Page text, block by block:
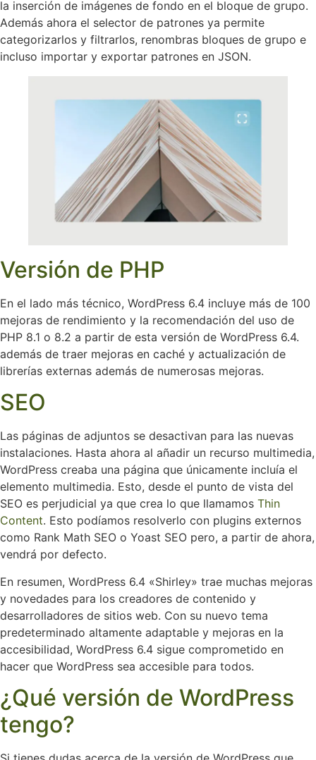
la inserción de imágenes de fondo en el bloque de grupo.
Además ahora el selector de patrones ya permite
categorizarlos y filtrarlos, renombras bloques de grupo e
incluso importar y exportar patrones en JSON.
Versión de PHP
En el lado más técnico, WordPress 6.4 incluye más de 100
mejoras de rendimiento y la recomendación del uso de
PHP 8.1 o 8.2 a partir de esta versión de WordPress 6.4.
además de traer mejoras en caché y actualización de
librerías externas además de numerosas mejoras.
SEO
Las páginas de adjuntos se desactivan para las nuevas
instalaciones. Hasta ahora al añadir un recurso multimedia,
WordPress creaba una página que únicamente incluía el
elemento multimedia. Esto, desde el punto de vista del
SEO es perjudicial ya que crea lo que llamamos Thin
Content. Esto podíamos resolverlo con plugins externos
como Rank Math SEO o Yoast SEO pero, a partir de ahora,
vendrá por defecto.
En resumen, WordPress 6.4 «Shirley» trae muchas mejoras
y novedades para los creadores de contenido y
desarrolladores de sitios web. Con su nuevo tema
predeterminado altamente adaptable y mejoras en la
accesibilidad, WordPress 6.4 sigue comprometido en
hacer que WordPress sea accesible para todos.
¿Qué versión de WordPress
tengo?